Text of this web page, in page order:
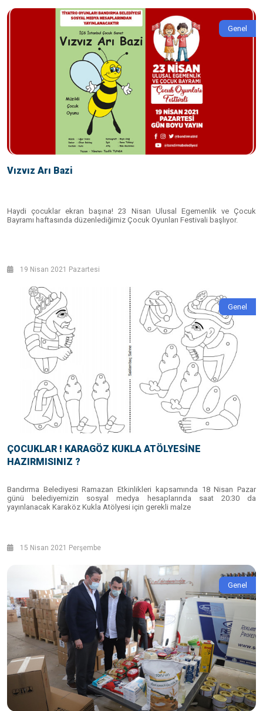
Genel
Vızvız Arı Bazi
Haydi çocuklar ekran başına! 23 Nisan Ulusal Egemenlik ve Çocuk
Bayramı haftasında düzenlediğimiz Çocuk Oyunları Festivali başlıyor.
19 Nisan 2021 Pazartesi
Genel
ÇOCUKLAR ! KARAGÖZ KUKLA ATÖLYESİNE
HAZIRMISINIZ ?
Bandırma Belediyesi Ramazan Etkinlikleri kapsamında 18 Nisan Pazar
günü belediyemizin sosyal medya hesaplarında saat 20:30 da
yayınlanacak Karaköz Kukla Atölyesi için gerekli malze
15 Nisan 2021 Perşembe
Genel